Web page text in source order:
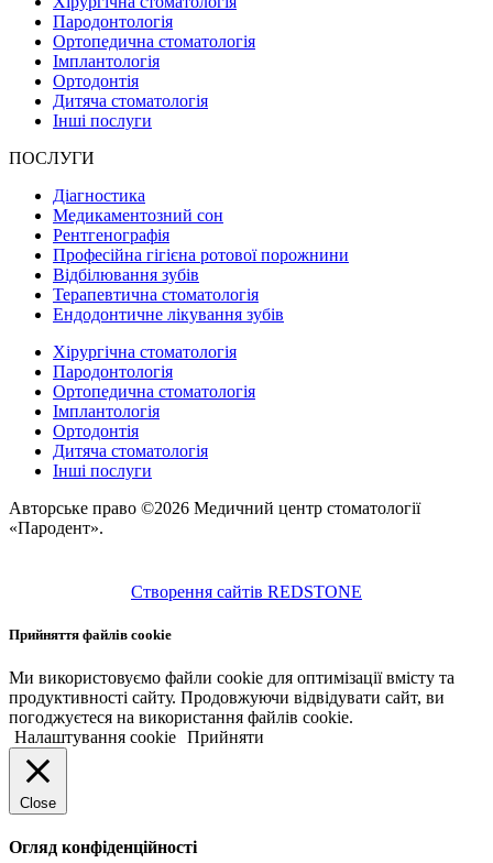
Пародонтологія
Ортопедична стоматологія
Імплантологія
Ортодонтія
Дитяча стоматологія
Інші послуги
ПОСЛУГИ
Діагностика
Медикаментозний сон
Рентгенографія
Професійна гігієна ротової порожнини
Відбілювання зубів
Терапевтична стоматологія
Ендодонтичне лікування зубів
Хірургічна стоматологія
Пародонтологія
Ортопедична стоматологія
Імплантологія
Ортодонтія
Дитяча стоматологія
Інші послуги
Авторське право ©2026 Медичний центр стоматології
«Пародент».
Створення сайтів REDSTONE
Прийняття файлів cookie
Ми використовуємо файли cookie для оптимізації вмісту та
продуктивності сайту. Продовжуючи відвідувати сайт, ви
погоджуєтеся на використання файлів cookie.
Налаштування cookie Прийняти
Close
Огляд конфіденційності